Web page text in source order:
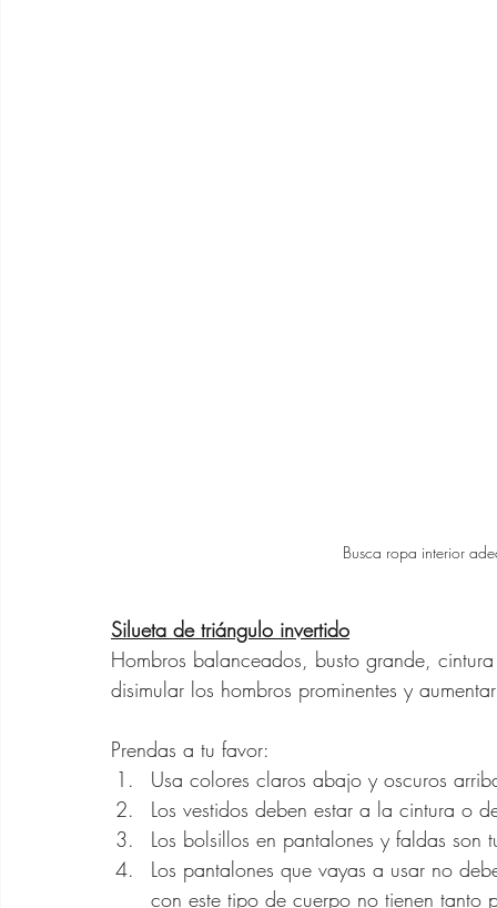
Busca ropa interior
Silueta de triángulo invertido
Hombros balanceados, busto grande,
disimular los hombros prominentes y
Prendas a tu favor:
Usa colores claros abajo y oscuros
Los vestidos deben estar a la cintura o
Los bolsillos en pantalones y faldas
Los pantalones que vayas a usar no
con este tipo de cuerpo no tienen tanto